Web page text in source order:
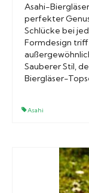
Asahi-
perfekter
Schlücke bei
Formdesign
Sauberer Stil,
Biergläser-
Asahi